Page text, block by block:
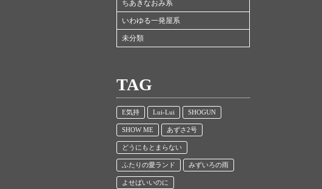
ちあきなおみ系
いわゆる一発屋系
未分類
TAG
E気持 Lui-Lui SHOGUN
SHOW ME あずさ2号
どうにもとまらない
ふたりの愛ランド みずいろの雨
よせばいいのに